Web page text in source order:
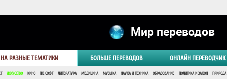
Мир переводов
РАЗНЫЕ ТЕМАТИКИ БОЛЬШЕ ПЕРЕВОДОВ ОНЛАЙН ПЕРЕВОДЧИК
ИСКУССТВО КИНО ПК, СОФТ ЛИТЕРАТУРА МЕДИЦИНА МУЗЫКА НАУКА И ТЕХНИКА ОБРАЗОВАНИЕ ПОЛИТИКА И ЗАКОН ПРИРОДА